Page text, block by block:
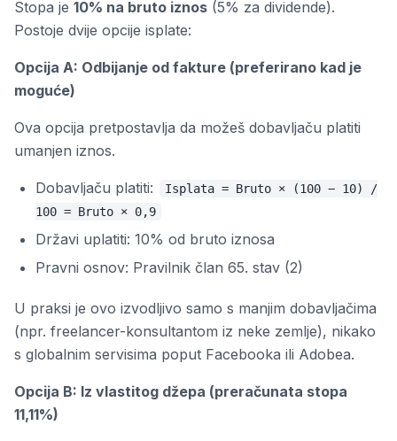
Stopa je 10% na bruto iznos (5% za dividende).
Postoje dvije opcije isplate:
Opcija A: Odbijanje od fakture (preferirano kad je
moguće)
Ova opcija pretpostavlja da možeš dobavljaču platiti
umanjen iznos.
Dobavljaču platiti:
Isplata = Bruto × (100 − 10) /
100 = Bruto × 0,9
Državi uplatiti: 10% od bruto iznosa
Pravni osnov: Pravilnik član 65. stav (2)
U praksi je ovo izvodljivo samo s manjim dobavljačima
(npr. freelancer-konsultantom iz neke zemlje), nikako
s globalnim servisima poput Facebooka ili Adobea.
Opcija B: Iz vlastitog džepa (preračunata stopa
11,11%)